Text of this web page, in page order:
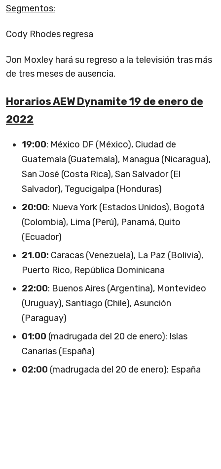
Segmentos:
Cody Rhodes regresa
Jon Moxley hará su regreso a la televisión tras más
de tres meses de ausencia.
Horarios AEW Dynamite 19 de enero de
2022
19:00: México DF (México), Ciudad de
Guatemala (Guatemala), Managua (Nicaragua),
San José (Costa Rica), San Salvador (El
Salvador), Tegucigalpa (Honduras)
20:00: Nueva York (Estados Unidos), Bogotá
(Colombia), Lima (Perú), Panamá, Quito
(Ecuador)
21.00: Caracas (Venezuela), La Paz (Bolivia),
Puerto Rico, República Dominicana
22:00: Buenos Aires (Argentina), Montevideo
(Uruguay), Santiago (Chile), Asunción
(Paraguay)
01:00 (madrugada del 20 de enero): Islas
Canarias (España)
02:00 (madrugada del 20 de enero): España